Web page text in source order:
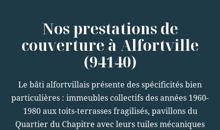
Nos prestations de
couverture à Alfortville
(94140)
Le bâti alfortvillais présente des spécificités bien
particulières : immeubles collectifs des années 1960-
1980 aux toits-terrasses fragilisés, pavillons du
Quartier du Chapitre avec leurs tuiles mécaniques